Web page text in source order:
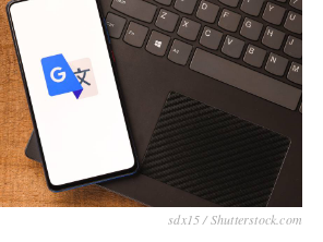
sdx15 / Shutterstock.com